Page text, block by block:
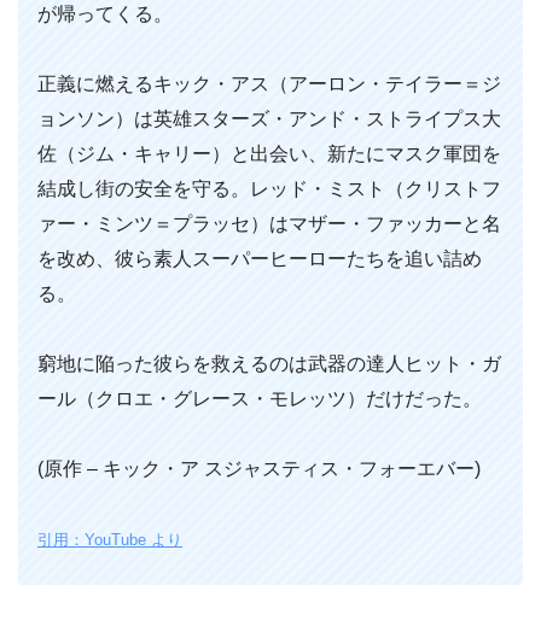
が帰ってくる。
正義に燃えるキック・アス（アーロン・テイラー＝ジ
ョンソン）は英雄スターズ・アンド・ストライプス大
佐（ジム・キャリー）と出会い、新たにマスク軍団を
結成し街の安全を守る。レッド・ミスト（クリストフ
ァー・ミンツ＝プラッセ）はマザー・ファッカーと名
を改め、彼ら素人スーパーヒーローたちを追い詰め
る。
窮地に陥った彼らを救えるのは武器の達人ヒット・ガ
ール（クロエ・グレース・モレッツ）だけだった。
(原作 – キック・ア スジャスティス・フォーエバー)
引用：YouTube より